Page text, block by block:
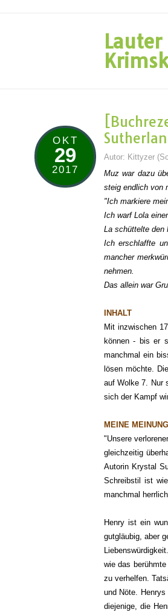
OKT
29
2017
Autor: Kittyzer
Muz war dazu
steig endlich von
"Ich markiere
Ich warf Lola
La schüttelte den
Ich erschlaffte
mancher
nehmen.
Das allein war
INHALT
Mit inzwischen
können - bis er
manchmal ein
lösen möchte.
auf Wolke 7. Nur
sich der Kampf
MEINE MEINUNG
"Unsere
gleichzeitig
Autorin Krystal
Schreibstil ist
manchmal
Henry ist ein
gutgläubig, aber
wie das
zu verhelfen.
und Nöte.
diejenige, die